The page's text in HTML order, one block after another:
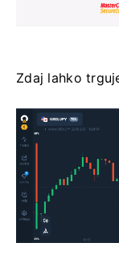
Zdaj lahko